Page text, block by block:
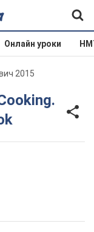
Онлайн уроки
2015